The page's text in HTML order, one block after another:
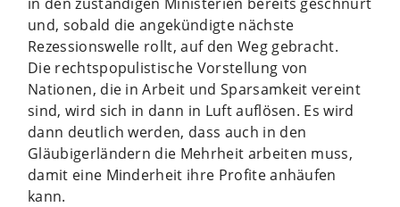
und, sobald die angekündigte nächste
Rezessionswelle rollt, auf den Weg gebracht.
Die rechtspopulistische Vorstellung von
Nationen, die in Arbeit und Sparsamkeit vereint
sind, wird sich in dann in Luft auflösen. Es wird
dann deutlich werden, dass auch in den
Gläubigerländern die Mehrheit arbeiten muss,
damit eine Minderheit ihre Profite anhäufen
kann.